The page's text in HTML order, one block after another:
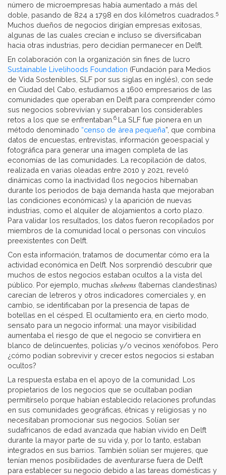
número de microempresas había aumentado a más del
doble, pasando de 824 a 1798 en dos kilómetros cuadrados. 5
Muchos dueños de negocios dirigían empresas exitosas,
algunas de las cuales crecían e incluso se diversificaban
hacia otras industrias, pero decidían permanecer en Delft.
En colaboración con la organización sin fines de lucro
Sustainable Livelihoods Foundation (Fundación para Medios
de Vida Sostenibles, SLF por sus siglas en inglés), con sede
en Ciudad del Cabo, estudiamos a 1600 empresarios de las
comunidades que operaban en Delft para comprender cómo
sus negocios sobrevivían y superaban los considerables
retos a los que se enfrentaban. 6.La SLF fue pionera en un
método denominado “censo de área pequeña”, que combina
datos de encuestas, entrevistas, información geoespacial y
fotográfica para generar una imagen completa de las
economías de las comunidades. La recopilación de datos,
realizada en varias oleadas entre 2010 y 2021, reveló
dinámicas como la inactividad (los negocios hibernaban
durante los periodos de baja demanda hasta que mejoraban
las condiciones económicas) y la aparición de nuevas
industrias, como el alquiler de alojamientos a corto plazo.
Para validar los resultados, los datos fueron recopilados por
miembros de la comunidad local o personas con vínculos
preexistentes con Delft.
Con esta información, tratamos de documentar cómo era la
actividad económica en Delft. Nos sorprendió descubrir que
muchos de estos negocios estaban ocultos a la vista del
público. Por ejemplo, muchas shebeens (tabernas clandestinas)
carecían de letreros y otros indicadores comerciales y, en
cambio, se identificaban por la presencia de tapas de
botellas en el césped. El ocultamiento era, en cierto modo,
sensato para un negocio informal: una mayor visibilidad
aumentaba el riesgo de que el negocio se convirtiera en
blanco de delincuentes, policías y/o vecinos xenófobos. Pero
¿cómo podían sobrevivir y crecer estos negocios si estaban
ocultos?
La respuesta estaba en el apoyo de la comunidad. Los
propietarios de los negocios que se ocultaban podían
permitírselo porque habían establecido relaciones profundas
en sus comunidades geográficas, étnicas y religiosas y no
necesitaban promocionar sus negocios. Solían ser
sudafricanos de edad avanzada que habían vivido en Delft
durante la mayor parte de su vida y, por lo tanto, estaban
integrados en sus barrios. También solían ser mujeres, que
tenían menos posibilidades de aventurarse fuera de Delft
para establecer su negocio debido a las tareas domésticas y